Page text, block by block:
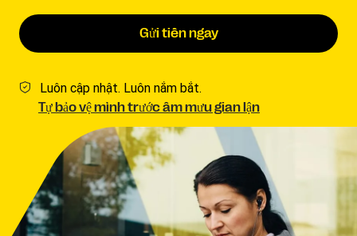
Gửi tiền ngay
Luôn cập nhật. Luôn nắm bắt.
Tự bảo vệ mình trước âm mưu gian lận